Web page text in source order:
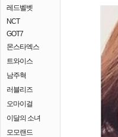
레드벨벳
NCT
GOT7
몬스타엑스
트와이스
남주혁
러블리즈
오마이걸
이달의 소녀
모모랜드